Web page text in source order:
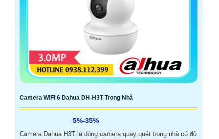
Camera WiFi 6 Dahua DH-H3T Trong Nhà
5%-35%
Camera Dahua H3T là dòng camera quay quét trong nhà có độ